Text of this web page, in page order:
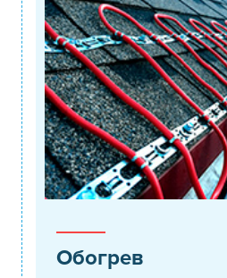
Обогрев